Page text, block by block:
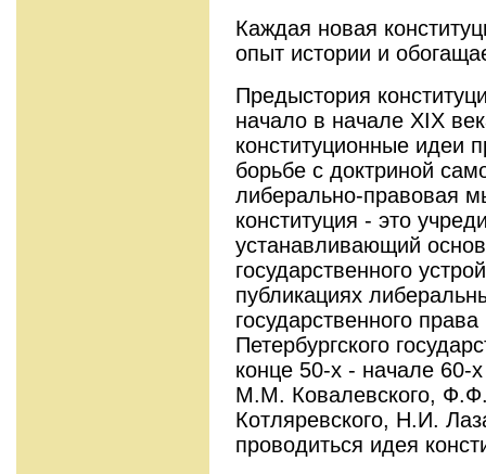
Каждая новая
опыт истории и
Предыстория
начало в начале ХIХ
конституционные идеи
борьбе с доктриной
либерально-правовая
конституция - это
устанавливающий
государственного
публикациях
государственного
Петербургского
конце 50-х - начале
М.М. Ковалевского,
Котляревского, Н.И.
проводиться идея